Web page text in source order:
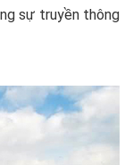
sự truyền thông